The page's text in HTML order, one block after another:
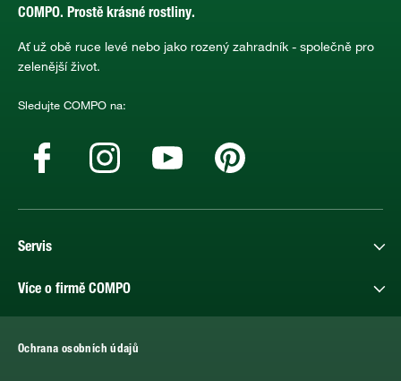
COMPO. Prostě krásné rostliny.
Ať už obě ruce levé nebo jako rozený zahradník - společně pro
zelenější život.
Sledujte COMPO na:
Servis
Více o firmě COMPO
Ochrana osobních údajů